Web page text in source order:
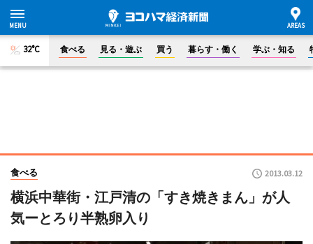
32°C 食べる 見る・遊ぶ 買う 暮らす・働く 学ぶ・知る
食べる 2013.03.12
横浜中華街・江戸清の「すき焼きまん」が人
気ーとろり半熟卵入り